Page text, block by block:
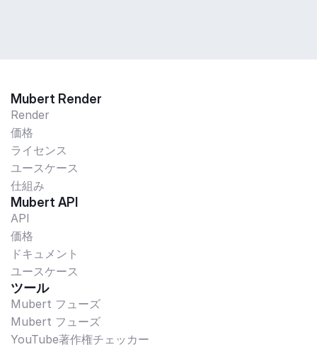
Mubert Render
Render
価格
ライセンス
ユースケース
仕組み
Mubert API
API
価格
ドキュメント
ユースケース
ツール
Mubert フューズ
Mubert フューズ
YouTube著作権チェッカー